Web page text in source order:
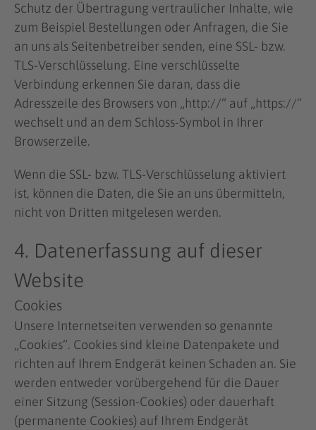
Schutz der Übertragung vertraulicher Inhalte, wie
zum Beispiel Bestellungen oder Anfragen, die Sie
an uns als Seitenbetreiber senden, eine SSL- bzw.
TLS-Verschlüsselung. Eine verschlüsselte
Verbindung erkennen Sie daran, dass die
Adresszeile des Browsers von „http://“ auf „https://“
wechselt und an dem Schloss-Symbol in Ihrer
Browserzeile.
Wenn die SSL- bzw. TLS-Verschlüsselung aktiviert
ist, können die Daten, die Sie an uns übermitteln,
nicht von Dritten mitgelesen werden.
4. Datenerfassung auf dieser
Website
Cookies
Unsere Internetseiten verwenden so genannte
„Cookies“. Cookies sind kleine Datenpakete und
richten auf Ihrem Endgerät keinen Schaden an. Sie
werden entweder vorübergehend für die Dauer
einer Sitzung (Session-Cookies) oder dauerhaft
(permanente Cookies) auf Ihrem Endgerät